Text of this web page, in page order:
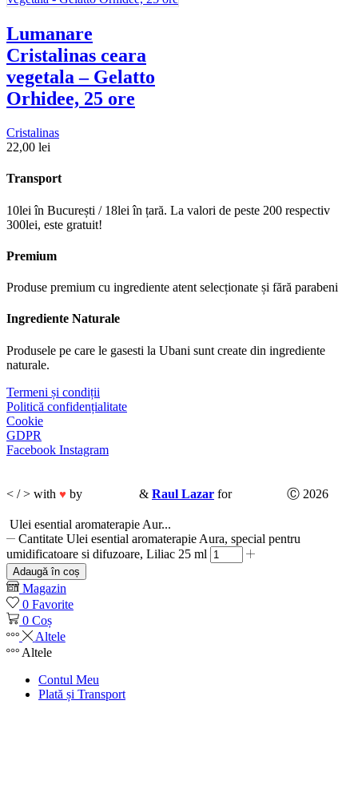
Lumanare
Cristalinas ceara
vegetala – Gelatto
Orhidee, 25 ore
Cristalinas
22,00 lei
Transport
10lei în București / 18lei în țară. La valori de peste 200 respectiv
300lei, este gratuit!
Premium
Produse premium cu ingrediente atent selecționate și fără parabeni
Ingrediente Naturale
Produsele pe care le gasesti la Ubani sunt create din ingrediente
naturale.​
Termeni și condiții
Politică confidențialitate
Cookie
GDPR
Facebook Instagram
< / > with ♥ by & Raul Lazar for Ⓒ 2026
Ulei esential aromaterapie Aur...
Cantitate Ulei esential aromaterapie Aura, special pentru
umidificatoare si difuzoare, Liliac 25 ml
Adaugă în coș
Magazin
0 Favorite
0 Coș
Altele
Altele
Contul Meu
Plată și Transport